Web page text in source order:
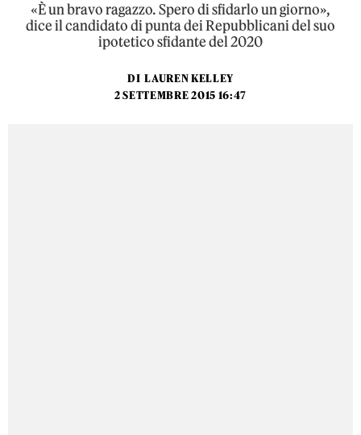
«È un bravo ragazzo. Spero di sfidarlo un giorno»,
dice il candidato di punta dei Repubblicani del suo
ipotetico sfidante del 2020
DI LAUREN KELLEY
2 SETTEMBRE 2015 16:47